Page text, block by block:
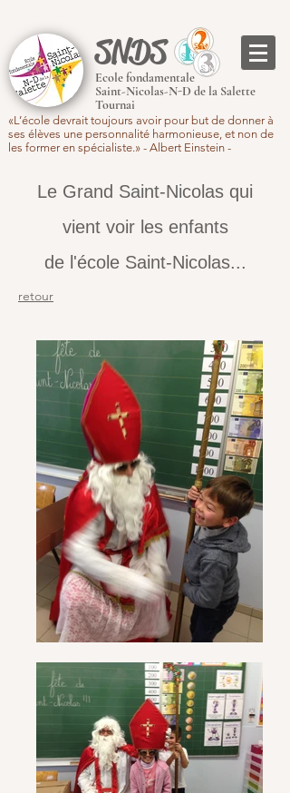
SNDS
Ecole fondamentale
Saint-Nicolas-N-D de la Salette
Tournai
«L’école devrait toujours avoir pour but de donner à
ses élèves une personnalité harmonieuse, et non de
les former en spécialiste.» - Albert Einstein -
Le Grand Saint-Nicolas qui
vient voir les enfants
de l'école Saint-Nicolas...
retour